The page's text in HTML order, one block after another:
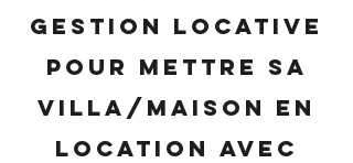
gestion locative
pour mettre sa
villa/maison en
location avec